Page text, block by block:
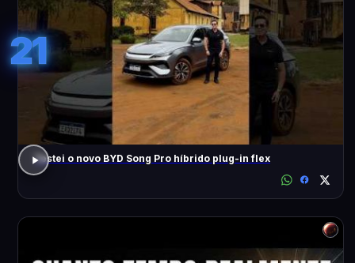
21
Testei o novo BYD Song Pro híbrido plug-in flex